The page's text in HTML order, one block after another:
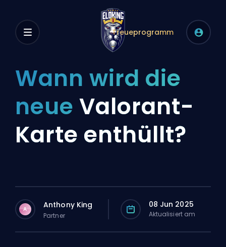
Treueprogramm
Wann wird die
neue Valorant-
Karte enthüllt?
A Anthony King
Partner
08 Jun 2025
Aktualisiert am